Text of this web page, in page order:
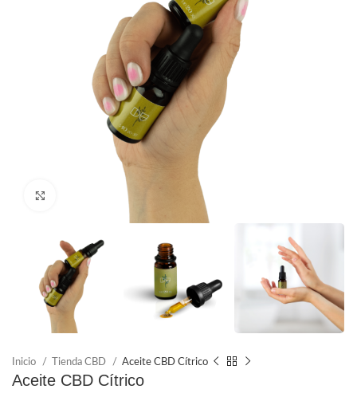
Inicio Tienda CBD Aceite CBD Cítrico
Aceite CBD Cítrico